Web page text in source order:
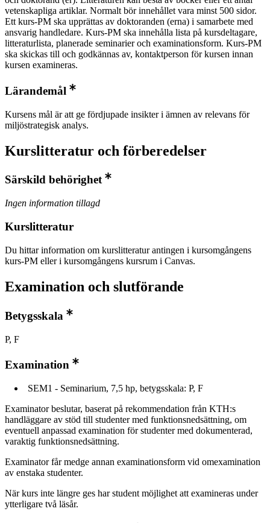
vetenskapliga artiklar. Normalt bör innehållet vara minst 500 sidor.
Ett kurs-PM ska upprättas av doktoranden (erna) i samarbete med
ansvarig handledare. Kurs-PM ska innehålla lista på kursdeltagare,
litteraturlista, planerade seminarier och examinationsform. Kurs-PM
ska skickas till och godkännas av, kontaktperson för kursen innan
kursen examineras.
Lärandemål
Kursens mål är att ge fördjupade insikter i ämnen av relevans för
miljöstrategisk analys.
Kurslitteratur och förberedelser
Särskild behörighet
Ingen information tillagd
Kurslitteratur
Du hittar information om kurslitteratur antingen i kursomgångens
kurs-PM eller i kursomgångens kursrum i Canvas.
Examination och slutförande
Betygsskala
P, F
Examination
SEM1 - Seminarium, 7,5 hp, betygsskala: P, F
Examinator beslutar, baserat på rekommendation från KTH:s
handläggare av stöd till studenter med funktionsnedsättning, om
eventuell anpassad examination för studenter med dokumenterad,
varaktig funktionsnedsättning.
Examinator får medge annan examinationsform vid omexamination
av enstaka studenter.
När kurs inte längre ges har student möjlighet att examineras under
ytterligare två läsår.